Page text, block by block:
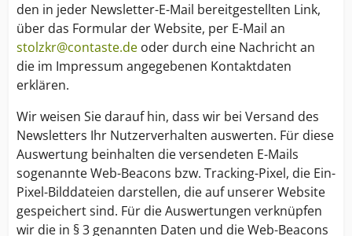
den in jeder Newsletter-E-Mail bereitgestellten Link,
über das Formular der Website, per E-Mail an
stolzkr@contaste.de oder durch eine Nachricht an
die im Impressum angegebenen Kontaktdaten
erklären.
Wir weisen Sie darauf hin, dass wir bei Versand des
Newsletters Ihr Nutzerverhalten auswerten. Für diese
Auswertung beinhalten die versendeten E-Mails
sogenannte Web-Beacons bzw. Tracking-Pixel, die Ein-
Pixel-Bilddateien darstellen, die auf unserer Website
gespeichert sind. Für die Auswertungen verknüpfen
wir die in § 3 genannten Daten und die Web-Beacons